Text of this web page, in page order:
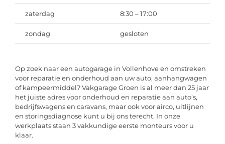
zaterdag 8:30 – 17:00
zondag gesloten
Op zoek naar een autogarage in Vollenhove en omstreken
voor reparatie en onderhoud aan uw auto, aanhangwagen
of kampeermiddel? Vakgarage Groen is al meer dan 25 jaar
het juiste adres voor onderhoud en reparatie aan auto’s,
bedrijfswagens en caravans, maar ook voor airco, uitlijnen
en storingsdiagnose kunt u bij ons terecht. In onze
werkplaats staan 3 vakkundige eerste monteurs voor u
klaar.